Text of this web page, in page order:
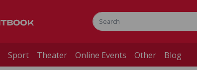
Sport Theater Online Events Other Blog